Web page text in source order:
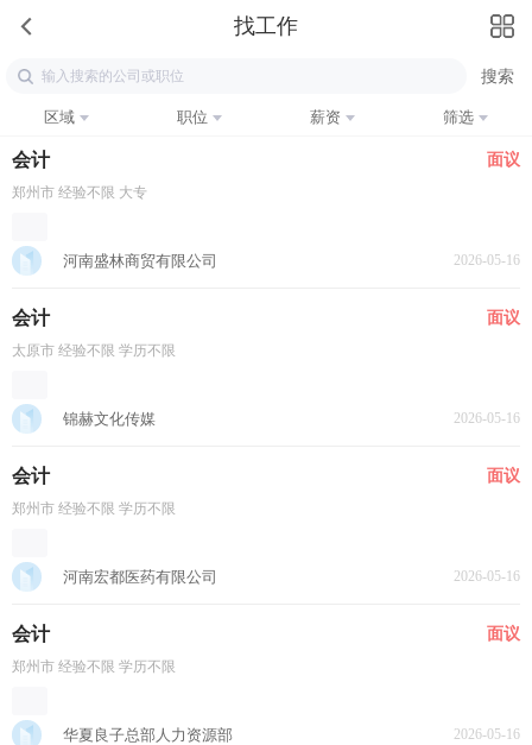
找工作
区域 职位 薪资 筛选
会计 面议
郑州市 经验不限 大专
河南盛林商贸有限公司 2026-05-16
会计 面议
太原市 经验不限 学历不限
锦赫文化传媒 2026-05-16
会计 面议
郑州市 经验不限 学历不限
河南宏都医药有限公司 2026-05-16
会计 面议
郑州市 经验不限 学历不限
华夏良子总部人力资源部 2026-05-16